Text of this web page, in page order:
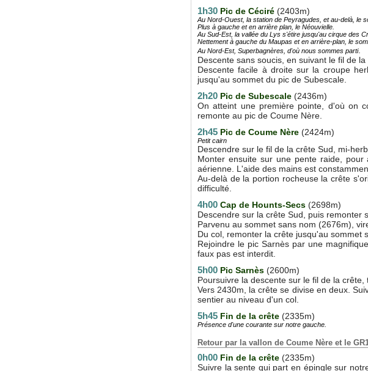
1h30 Pic de Céciré (2403m)
Au Nord-Ouest, la station de Peyragudes, et au-delà, le
Plus à gauche et en arrière plan, le Néouvielle.
Au Sud-Est, la vallée du Lys s'étire jusqu'au cirque des
Nettement à gauche du Maupas et en arrière-plan, le
Au Nord-Est, Superbagnères, d'où nous sommes parti.
Descente sans soucis, en suivant le fil de
Descente facile à droite sur la croupe
jusqu'au sommet du pic de Subescale.
2h20 Pic de Subescale (2436m)
On atteint une première pointe, d'où on
remonte au pic de Coume Nère.
2h45 Pic de Coume Nère (2424m)
Petit cairn
Descendre sur le fil de la crête Sud, mi-
Monter ensuite sur une pente raide,
aérienne. L'aide des mains est
Au-delà de la portion rocheuse la crête
difficulté.
4h00 Cap de Hounts-Secs (2698m)
Descendre sur la crête Sud, puis remonter
Parvenu au sommet sans nom (2676m),
Du col, remonter la crête jusqu'au sommet
Rejoindre le pic Sarnès par une
faux pas est interdit.
5h00 Pic Sarnès (2600m)
Poursuivre la descente sur le fil de la
Vers 2430m, la crête se divise en deux.
sentier au niveau d'un col.
5h45 Fin de la crête (2335m)
Présence d'une courante sur notre gauche.
Retour par la vallon de Coume Nère et le
0h00 Fin de la crête (2335m)
Suivre la sente qui part en épingle sur